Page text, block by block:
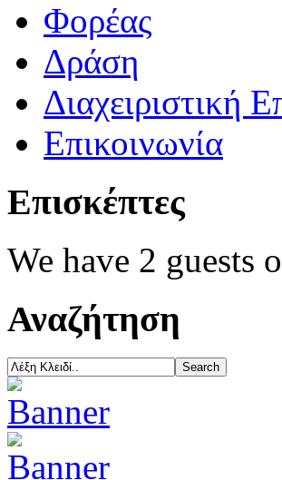
Φορέας
Δράση
Διαχειριστική
Επικοινωνία
Επισκέπτες
We have 2 guests
Αναζήτηση